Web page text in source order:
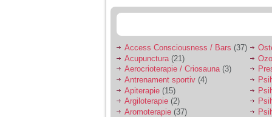
Access Consciousness / Bars (37)
Acupunctura (21)
Aerocrioterapie / Criosauna(3)
Antrenament sportiv (4)
Apiterapie (15)
Argiloterapie (2)
Aromoterapie (37)